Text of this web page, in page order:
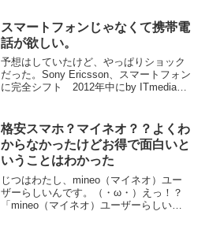
スマートフォンじゃなくて携帯電
話が欲しい。
予想はしていたけど、やっぱりショック
だった。Sony Ericsson、スマートフォン
に完全シフト 2012年中にby ITmedia来
ど。もちろん、一時はXperi...
格安スマホ？マイネオ？？よくわ
からなかったけどお得で面白いと
いうことはわかった
じつはわたし、mineo（マイネオ）ユー
ザーらしいんです。（・ω・）えっ！？
「mineo（マイネオ）ユーザーらしい」